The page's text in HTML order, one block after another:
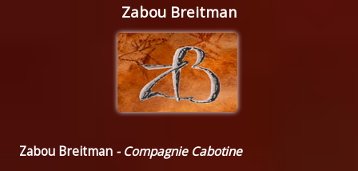
Zabou Breitman
Zabou Breitman - Compagnie Cabotine